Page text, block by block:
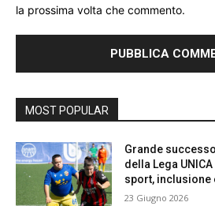
la prossima volta che commento.
MOST POPULAR
Grande
della Lega
sport, inclusione
23 Giugno 2026